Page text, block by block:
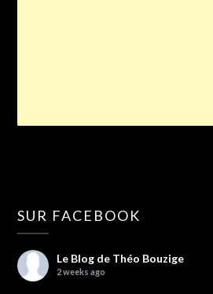
SUR FACEBOOK
Le Blog de Théo Bouzige
2 weeks ago